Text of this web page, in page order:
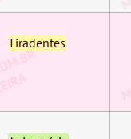
Tiradentes